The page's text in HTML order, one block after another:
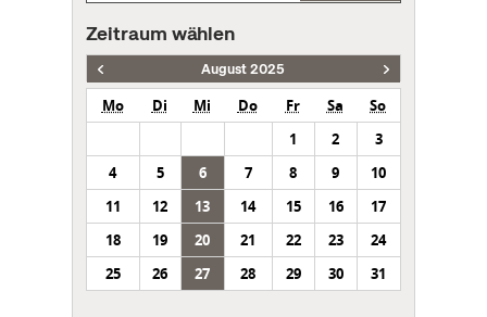
Zeitraum wählen
August 2025
Mo Di Mi Do Fr Sa
So
1
2
3
4
5 6 7 8 9
10
11
12 13 14 15 16
17
18
19 20 21 22 23
24
25
26 27 28 29 30 31